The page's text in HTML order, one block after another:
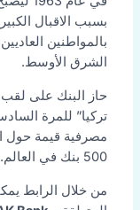
بسبب الاقبال
الشرق الأوسط.
حاز البنك على لقب
500 بنك في العالم.
من خلال الرابط